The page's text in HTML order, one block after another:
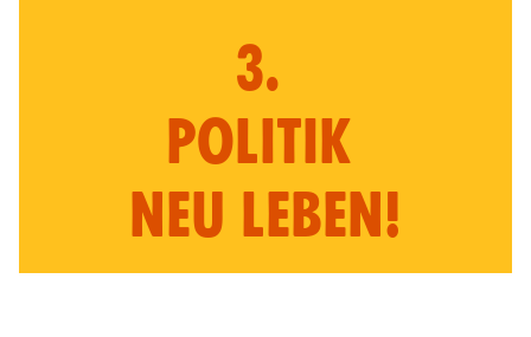
3.
POLITIK
NEU LEBEN!